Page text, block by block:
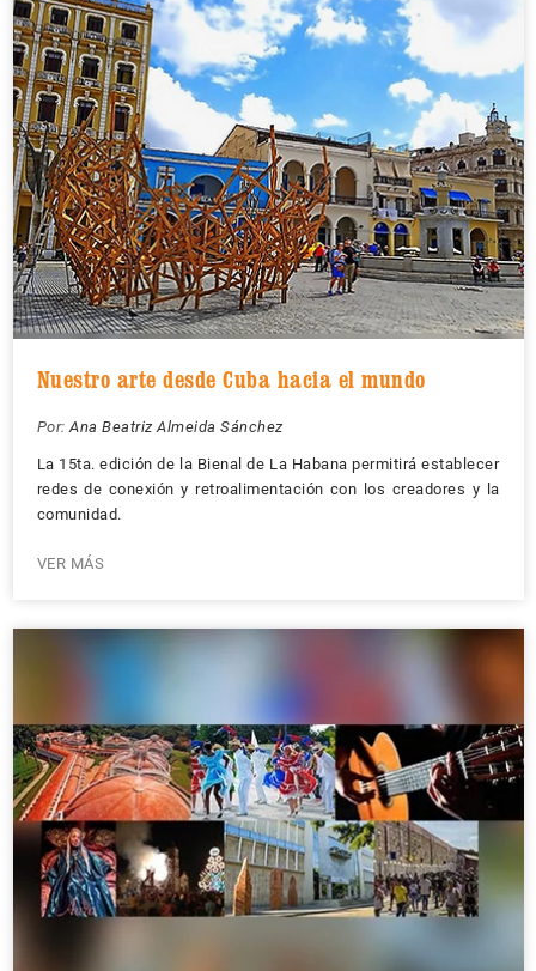
Nuestro arte desde Cuba hacia el mundo
Por: Ana Beatriz Almeida Sánchez
La 15ta. edición de la Bienal de La Habana permitirá establecer
redes de conexión y retroalimentación con los creadores y la
comunidad.
VER MÁS